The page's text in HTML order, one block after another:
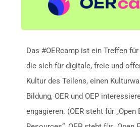
Das #OERcamp ist ein Treffen
die sich für digitale, freie und
Kultur des Teilens, einen
Bildung, OER und OEP
engagieren. (OER steht für „Open